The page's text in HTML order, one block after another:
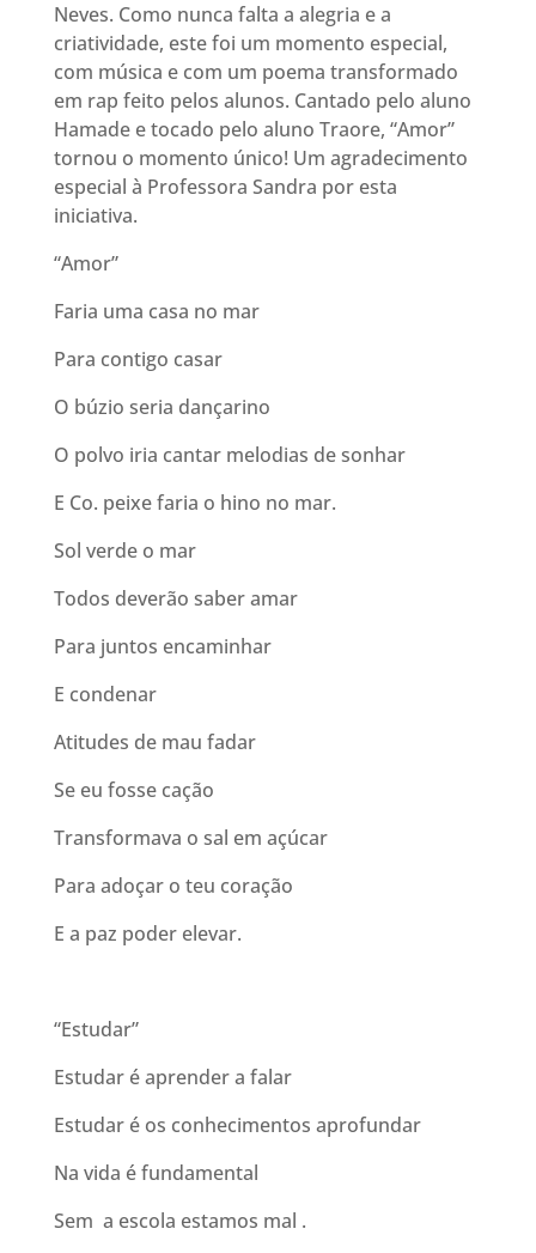
Neves. Como nunca falta a alegria e a
criatividade, este foi um momento especial,
com música e com um poema transformado
em rap feito pelos alunos. Cantado pelo aluno
Hamade e tocado pelo aluno Traore, “Amor”
tornou o momento único! Um agradecimento
especial à Professora Sandra por esta
iniciativa.
“Amor”
Faria uma casa no mar
Para contigo casar
O búzio seria dançarino
O polvo iria cantar melodias de sonhar
E Co. peixe faria o hino no mar.
Sol verde o mar
Todos deverão saber amar
Para juntos encaminhar
E condenar
Atitudes de mau fadar
Se eu fosse cação
Transformava o sal em açúcar
Para adoçar o teu coração
E a paz poder elevar.
“Estudar”
Estudar é aprender a falar
Estudar é os conhecimentos aprofundar
Na vida é fundamental
Sem a escola estamos mal .